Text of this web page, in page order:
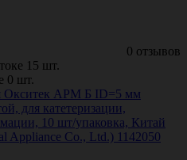
0 отзывов
15 шт.
0 шт.
Окситек АРМ Б ID=5 мм
для катетеризации,
10 шт/упаковка, Китай
Appliance Co., Ltd.) 1142050